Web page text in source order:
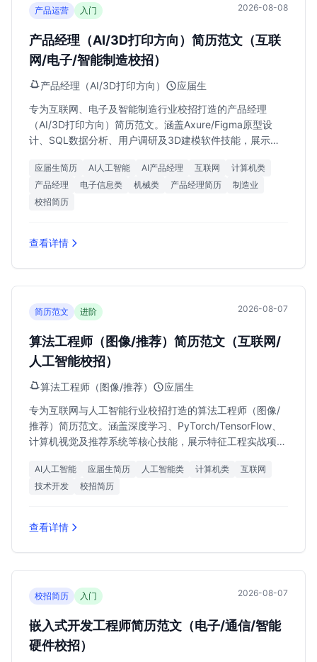
产品运营 入门 2026-08-08
产品经理（AI/3D打印方向）简历范文（互联
网/电子/智能制造校招）
产品经理（AI/3D打印方向）
应届生
专为互联网、电子及智能制造行业校招打造的产品经理
（AI/3D打印方向）简历范文。涵盖Axure/Figma原型设
计、SQL数据分析、用户调研及3D建模软件技能，展示敏
Offer。
应届生简历 AI人工智能 AI产品经理 互联网
计算机类
产品经理
电子信息类 机械类 产品经理简历
制造业
校招简历
查看详情
简历范文 进阶 2026-08-07
算法工程师（图像/推荐）简历范文（互联网/
人工智能校招）
算法工程师（图像/推荐）
应届生
专为互联网与人工智能行业校招打造的算法工程师（图像/
推荐）简历范文。涵盖深度学习、PyTorch/TensorFlow、
计算机视觉及推荐系统等核心技能，展示特征工程实战项
Offer。
AI人工智能 应届生简历 人工智能类 计算机类
互联网
技术开发
校招简历
查看详情
校招简历 入门 2026-08-07
嵌入式开发工程师简历范文（电子/通信/智能
硬件校招）